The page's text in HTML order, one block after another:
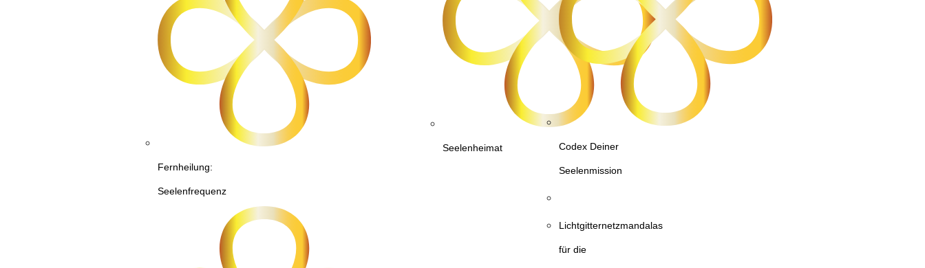
Fernheilung:
Seelenfrequenz
Seelenheimat Codex Deiner
Seelenmission
Lichtgitternetzmandalas
für die